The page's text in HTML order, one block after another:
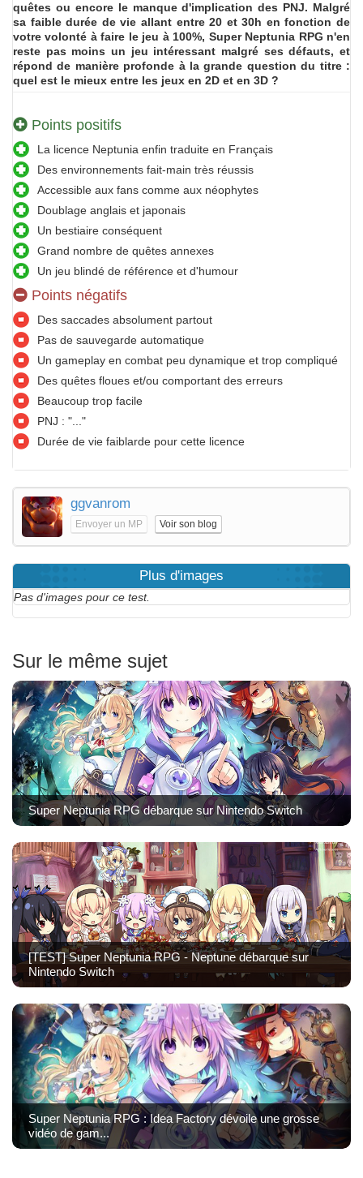
quêtes ou encore le manque d'implication des PNJ. Malgré
sa faible durée de vie allant entre 20 et 30h en fonction de
votre volonté à faire le jeu à 100%, Super Neptunia RPG n'en
reste pas moins un jeu intéressant malgré ses défauts, et
répond de manière profonde à la grande question du titre :
quel est le mieux entre les jeux en 2D et en 3D ?
Points positifs
La licence Neptunia enfin traduite en Français
Des environnements fait-main très réussis
Accessible aux fans comme aux néophytes
Doublage anglais et japonais
Un bestiaire conséquent
Grand nombre de quêtes annexes
Un jeu blindé de référence et d'humour
Points négatifs
Des saccades absolument partout
Pas de sauvegarde automatique
Un gameplay en combat peu dynamique et trop compliqué
Des quêtes floues et/ou comportant des erreurs
Beaucoup trop facile
PNJ : "..."
Durée de vie faiblarde pour cette licence
ggvanrom
Envoyer un MP Voir son blog
Plus d'images
Pas d'images pour ce test.
Sur le même sujet
Super Neptunia RPG débarque sur Nintendo Switch
[TEST] Super Neptunia RPG - Neptune débarque sur
Nintendo Switch
Super Neptunia RPG : Idea Factory dévoile une grosse
vidéo de gam...